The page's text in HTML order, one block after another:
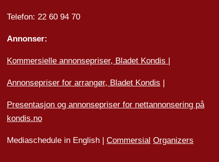
Telefon: 22 60 94 70
Annonser:
Kommersielle annonsepriser, Bladet Kondis |
Annonsepriser for arrangør, Bladet Kondis |
Presentasjon og annonsepriser for nettannonsering på
kondis.no
Mediaschedule in English | Commersial Organizers